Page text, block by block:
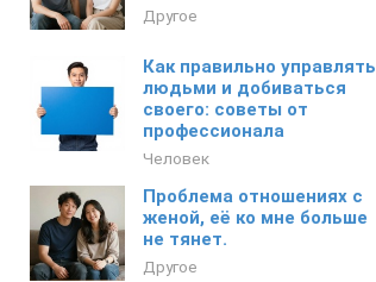
Другое
Как правильно управлять
людьми и добиваться
своего: советы от
профессионала
Человек
Проблема отношениях с
женой, её ко мне больше
не тянет.
Другое